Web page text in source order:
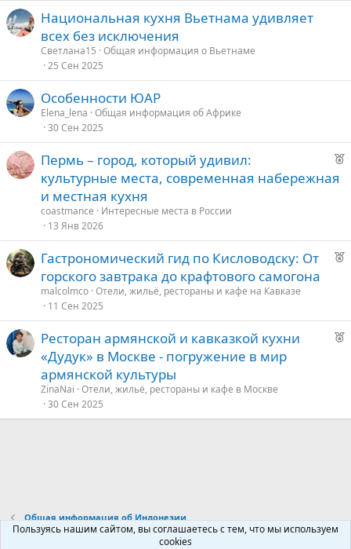
Национальная кухня Вьетнама удивляет
всех без исключения
Светлана15 Общая информация о Вьетнаме
25 Сен 2025
Особенности ЮАР
Elena_lena Общая информация об Африке
30 Сен 2025
Р
е
н
Пермь – город, который удивил:
культурные места, современная набережная
и местная кухня
coastmance
Интересные места в России
13 Янв 2026
Р
е
Гастрономический гид по Кисловодску: От
горского завтрака до крафтового самогона
malcolmco Отели, жильё, рестораны и кафе на Кавказе
11 Сен 2025
Р
е
Ресторан армянской и кавказкой кухни
«Дудук» в Москве - погружение в мир
армянской культуры
ZinaNai Отели, жильё, рестораны и кафе в Москве
30 Сен 2025
Общая информация об Индонезии
Пользуясь нашим сайтом, вы соглашаетесь с тем, что мы используем
cookies